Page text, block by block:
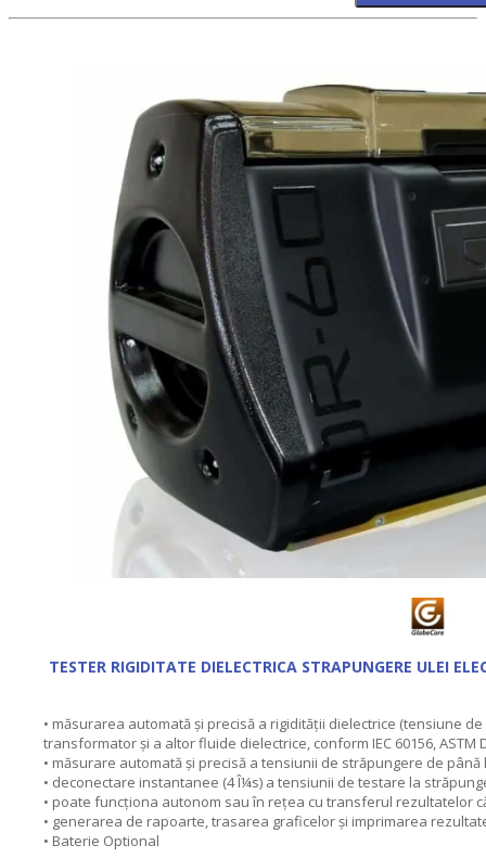
TESTER RIGIDITATE DIELECTRICA STRAPUNGERE ULEI
• măsurarea automată şi precisă a rigidităţii dielectrice (tensiune
transformator şi a altor fluide dielectrice, conform IEC 60156, ASTM
• măsurare automată şi precisă a tensiunii de străpungere de până
• deconectare instantanee (4 Î¼s) a tensiunii de testare la
• poate funcţiona autonom sau în reţea cu transferul rezultatelor
• generarea de rapoarte, trasarea graficelor şi imprimarea
• Baterie Optional